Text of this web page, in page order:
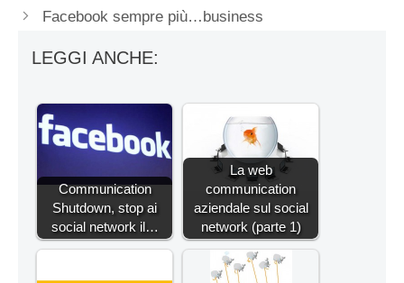
Facebook sempre più…business
LEGGI ANCHE:
Communication
Shutdown, stop ai
social network il…
La web
communication
aziendale sul social
network (parte 1)